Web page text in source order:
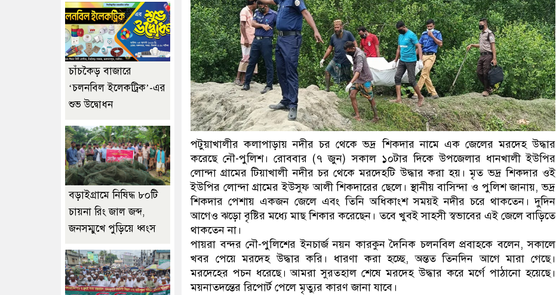
পটুয়াখালীর কলাপাড়ায় নদীর চর থেকে ভদ্র শিকদার নামে এক জেলের মরদেহ উদ্ধার
করেছে নৌ-পুলিশ। রোববার (৭ জুন) সকাল ১০টার দিকে উপজেলার ধানখালী ইউপির
লোন্দা গ্রামের টিয়াখালী নদীর চর থেকে মরদেহটি উদ্ধার করা হয়। মৃত ভদ্র শিকদার ওই
ইউপির লোন্দা গ্রামের ইউসুফ আলী শিকদারের ছেলে। স্থানীয় বাসিন্দা ও পুলিশ জানায়, ভদ্র
শিকদার পেশায় একজন জেলে এবং তিনি অধিকাংশ সময়ই নদীর চরে থাকতেন। দুদিন
আগেও ঝড়ো বৃষ্টির মধ্যে মাছ শিকার করেছেন। তবে খুবই সাহসী স্বভাবের এই জেলে বাড়িতে
থাকতেন না।
পায়রা বন্দর নৌ-পুলিশের ইনচার্জ নয়ন কারকুন দৈনিক চলনবিল প্রবাহকে বলেন, সকালে
খবর পেয়ে মরদেহ উদ্ধার করি। ধারণা করা হচ্ছে, অন্তত তিনদিন আগে মারা গেছে।
মরদেহের পচন ধরেছে। আমরা সুরতহাল শেষে মরদেহ উদ্ধার করে মর্গে পাঠানো হয়েছে।
ময়নাতদন্তের রিপোর্ট পেলে মৃত্যুর কারণ জানা যাবে।
চাঁচকৈড় বাজারে
‘চলনবিল ইলেকট্রিক’-এর
শুভ উদ্বোধন
বড়াইগ্রামে নিষিদ্ধ ৮০টি
চায়না রিং জাল জব্দ,
জনসম্মুখে পুড়িয়ে ধ্বংস